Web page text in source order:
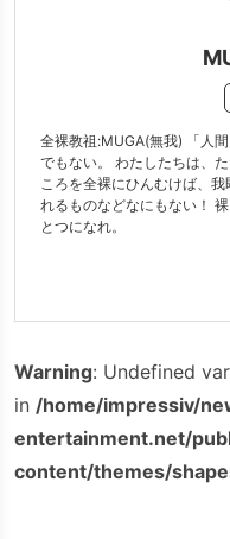
全裸教祖:MUGA(無我) 「人
でもない。 わたしたちは、
ころを全裸にひんむけば、
れるものなどなにもない！
とつになれ。
Warning: Undefined
in /home/impressiv/
entertainment.net/
content/themes/